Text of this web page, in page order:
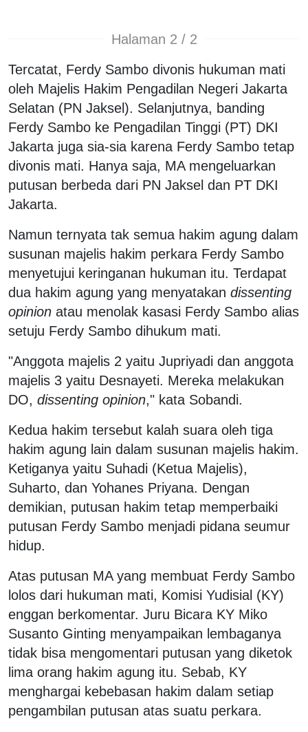
Halaman 2 / 2
Tercatat, Ferdy Sambo divonis hukuman mati
oleh Majelis Hakim Pengadilan Negeri Jakarta
Selatan (PN Jaksel). Selanjutnya, banding
Ferdy Sambo ke Pengadilan Tinggi (PT) DKI
Jakarta juga sia-sia karena Ferdy Sambo tetap
divonis mati. Hanya saja, MA mengeluarkan
putusan berbeda dari PN Jaksel dan PT DKI
Jakarta.
Namun ternyata tak semua hakim agung dalam
susunan majelis hakim perkara Ferdy Sambo
menyetujui keringanan hukuman itu. Terdapat
dua hakim agung yang menyatakan dissenting
opinion atau menolak kasasi Ferdy Sambo alias
setuju Ferdy Sambo dihukum mati.
"Anggota majelis 2 yaitu Jupriyadi dan anggota
majelis 3 yaitu Desnayeti. Mereka melakukan
DO, dissenting opinion," kata Sobandi.
Kedua hakim tersebut kalah suara oleh tiga
hakim agung lain dalam susunan majelis hakim.
Ketiganya yaitu Suhadi (Ketua Majelis),
Suharto, dan Yohanes Priyana. Dengan
demikian, putusan hakim tetap memperbaiki
putusan Ferdy Sambo menjadi pidana seumur
hidup.
Atas putusan MA yang membuat Ferdy Sambo
lolos dari hukuman mati, Komisi Yudisial (KY)
enggan berkomentar. Juru Bicara KY Miko
Susanto Ginting menyampaikan lembaganya
tidak bisa mengomentari putusan yang diketok
lima orang hakim agung itu. Sebab, KY
menghargai kebebasan hakim dalam setiap
pengambilan putusan atas suatu perkara.